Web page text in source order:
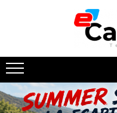
Summer sale
Navigatie dedicata